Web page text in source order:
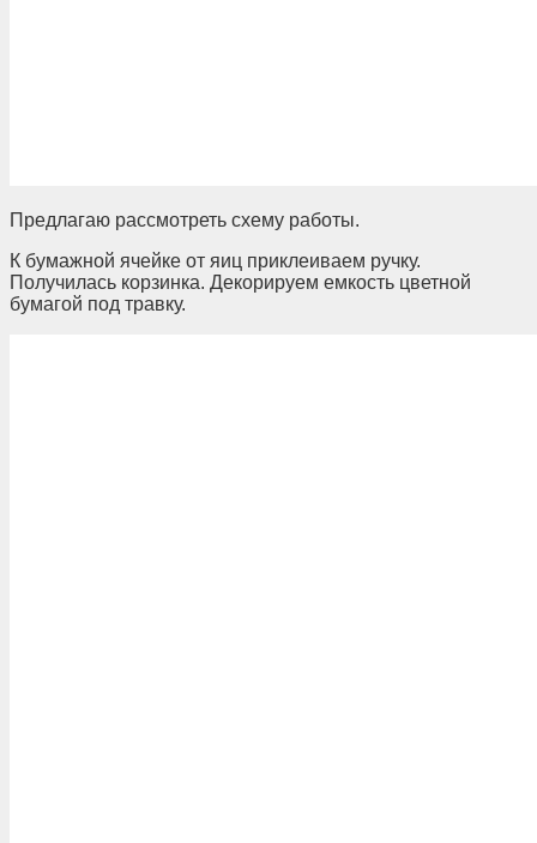
Предлагаю рассмотреть схему работы.
К бумажной ячейке от яиц приклеиваем ручку.
Получилась корзинка. Декорируем емкость цветной
бумагой под травку.